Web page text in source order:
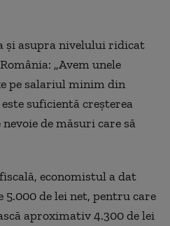
și asupra nivelului ridicat
„Avem unele
pe salariul minim din
suficientă creșterea
de măsuri care să
economistul a dat
de lei net, pentru care
aproximativ 4.300 de lei